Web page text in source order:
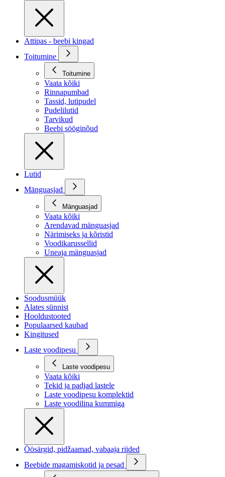
Attipas - beebi kingad
Toitumine
Toitumine
Vaata kõiki
Rinnapumbad
Tassid, lutipudel
Pudelilutid
Tarvikud
Beebi sööginõud
Lutid
Mänguasjad
Mänguasjad
Vaata kõiki
Arendavad mänguasjad
Närimiseks ja kõristid
Voodikarussellid
Uneaja mänguasjad
Soodusmüük
Alates sünnist
Hooldustooted
Populaarsed kaubad
Kingitused
Laste voodipesu
Laste voodipesu
Vaata kõiki
Tekid ja padjad lastele
Laste voodipesu komplektid
Laste voodilina kummiga
Öösärgid, pidžaamad, vabaaja riided
Beebide magamiskotid ja pesad